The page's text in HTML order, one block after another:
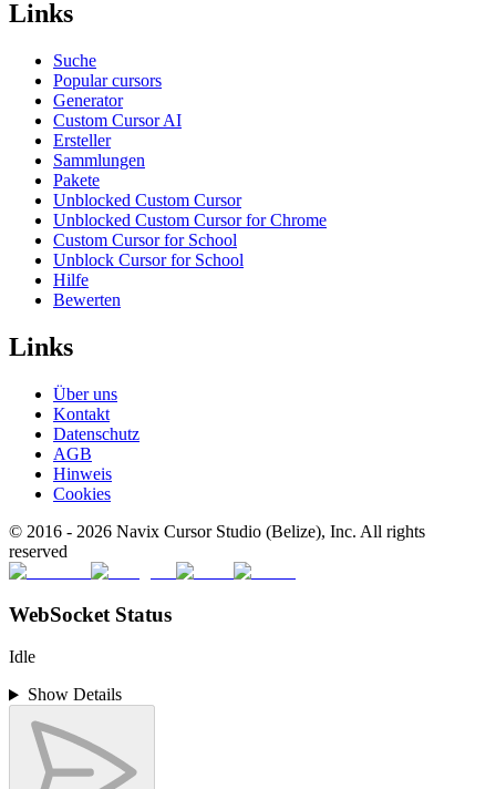
Links
Suche
Popular cursors
Generator
Custom Cursor AI
Ersteller
Sammlungen
Pakete
Unblocked Custom Cursor
Unblocked Custom Cursor for Chrome
Custom Cursor for School
Unblock Cursor for School
Hilfe
Bewerten
Links
Über uns
Kontakt
Datenschutz
AGB
Hinweis
Cookies
© 2016 - 2026 Navix Cursor Studio (Belize), Inc. All rights
reserved
WebSocket Status
Idle
Show Details